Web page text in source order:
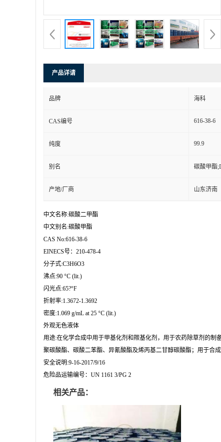
产品详请
品牌 海科
CAS编号 616-38-6
纯度 99.9
别名 碳酸甲酯
产地/厂商 山东济南
中文名称:碳酸二甲酯
中文别名:碳酸甲酯
CAS No:616-38-6
EINECS号：210-478-4
分子式:C3H6O3
沸点:90 °C (lit.)
闪光点:65?°F
折射率:1.3672-1.3692
密度:1.069 g/mL at 25 °C (lit.)
外观无色液体
用途:在化学合成中用于甲基化剂和羰基化剂，用于农药除草剂的
聚碳酸酯、碳酸二苯酯、异氰酸酯及烯丙基二甘醇碳酸酯；用于合
安全说明:9-16-2017/9/16
危险品运输编号：UN 1161 3/PG 2
相关产品：